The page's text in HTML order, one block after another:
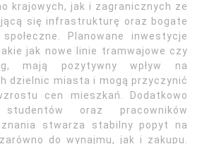
krajowych, jak i zagranicznych ze
się infrastrukturę oraz bogate
Planowane inwestycje
jak nowe linie tramwajowe czy
mają pozytywny wpływ na
dzielnic miasta i mogą przyczynić
cen mieszkań. Dodatkowo
oraz pracowników
stwarza stabilny popyt na
do wynajmu, jak i zakupu.